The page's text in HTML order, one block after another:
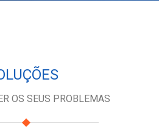
OS SEUS PROBLEMAS